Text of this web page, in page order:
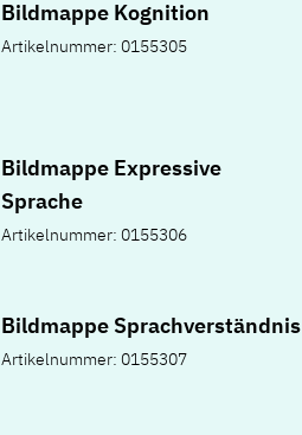
Bildmappe Kognition
Artikelnummer: 0155305
Bildmappe Expressive
Sprache
Artikelnummer: 0155306
Bildmappe Sprachverständnis
Artikelnummer: 0155307